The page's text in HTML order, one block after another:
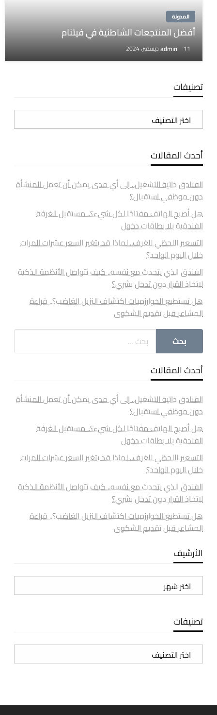
المدونة
أفضل المنتجعات الشاطئية في فيتنام
admin 11 ديسمبر، 2024
تصنيفات
تصنيفات
أحدث المقالات
الفنادق ذاتية التشغيل.. إلى أي مدى يمكن أن تعمل المنشأة
دون موظفي استقبال؟
هل أصبح الهاتف مفتاحًا لكل شيء؟.. مستقبل الغرفة
الفندقية بلا بطاقات دخول
التسعير اللحظي للغرف.. لماذا قد يتغير السعر عشرات المرات
خلال اليوم الواحد؟
الفندق الذي يتحدث مع نفسه.. كيف تتواصل الأنظمة الذكية
لاتخاذ القرار دون تدخل بشري؟
هل تستطيع الخوارزميات اكتشاف النزيل الغاضب؟.. قراءة
المشاعر قبل تقديم الشكوى
أحدث المقالات
الفنادق ذاتية التشغيل.. إلى أي مدى يمكن أن تعمل المنشأة
دون موظفي استقبال؟
هل أصبح الهاتف مفتاحًا لكل شيء؟.. مستقبل الغرفة
الفندقية بلا بطاقات دخول
التسعير اللحظي للغرف.. لماذا قد يتغير السعر عشرات المرات
خلال اليوم الواحد؟
الفندق الذي يتحدث مع نفسه.. كيف تتواصل الأنظمة الذكية
لاتخاذ القرار دون تدخل بشري؟
هل تستطيع الخوارزميات اكتشاف النزيل الغاضب؟.. قراءة
المشاعر قبل تقديم الشكوى
الأرشيف
الأرشيف
تصنيفات
تصنيفات